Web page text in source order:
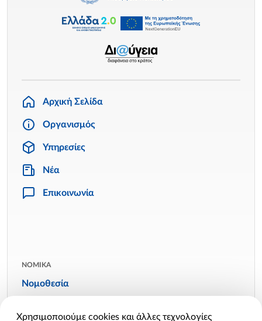
Αρχική Σελίδα
Οργανισμός
Υπηρεσίες
Νέα
Επικοινωνία
ΝΟΜΙΚΑ
Νομοθεσία
Χρησιμοποιούμε cookies και άλλες τεχνολογίες